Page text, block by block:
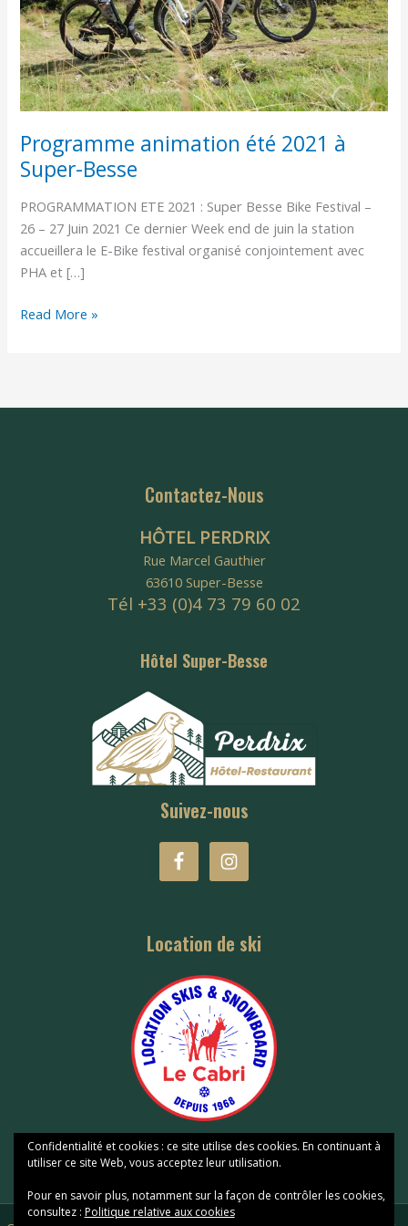
Programme animation été 2021 à
Super-Besse
PROGRAMMATION ETE 2021 : Super Besse Bike Festival –
26 – 27 Juin 2021 Ce dernier Week end de juin la station
accueillera le E-Bike festival organisé conjointement avec
PHA et […]
Besse
Read More »
Contactez-Nous
HÔTEL PERDRIX
Rue Marcel Gauthier
63610 Super-Besse
Tél +33 (0)4 73 79 60 02
Hôtel Super-Besse
Suivez-nous
Location de ski
Confidentialité et cookies : ce site utilise des cookies. En continuant à
utiliser ce site Web, vous acceptez leur utilisation.
Pour en savoir plus, notamment sur la façon de contrôler les cookies,
consultez : Politique relative aux cookies